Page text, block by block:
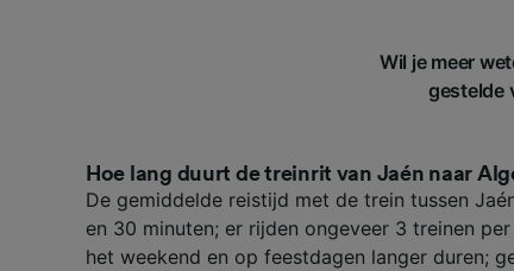
Wil je meer
gestelde
Hoe lang duurt de treinrit van Jaén naar
De gemiddelde reistijd met de trein tussen
en 30 minuten; er rijden ongeveer 3 treinen
het weekend en op feestdagen langer duren;